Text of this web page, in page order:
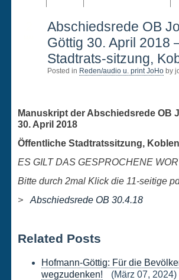
Abschiedsrede OB
Göttig 30. April 2018
Stadtrats-sitzung,
Posted in Reden/audio u. print JoHo by
Manuskript der Abschiedsrede OB
30. April 2018
Öffentliche Stadtratssitzung,
ES GILT DAS GESPROCHENE
Bitte durch 2mal Klick die 11-seitige
> Abschiedsrede OB 30.4.18
Related Posts
Hofmann-Göttig: Für die
wegzudenken!
(März 07, 2024)